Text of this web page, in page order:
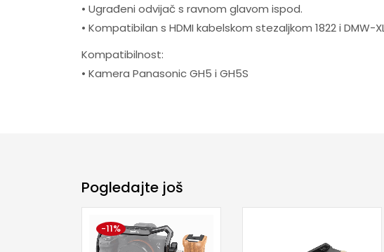
• Ugrađeni odvijač s ravnom glavom ispod.
• Kompatibilan s HDMI kabelskom stezaljkom 1822 i DMW-
Kompatibilnost:
• Kamera Panasonic GH5 i GH5S
Pogledajte još
-11%